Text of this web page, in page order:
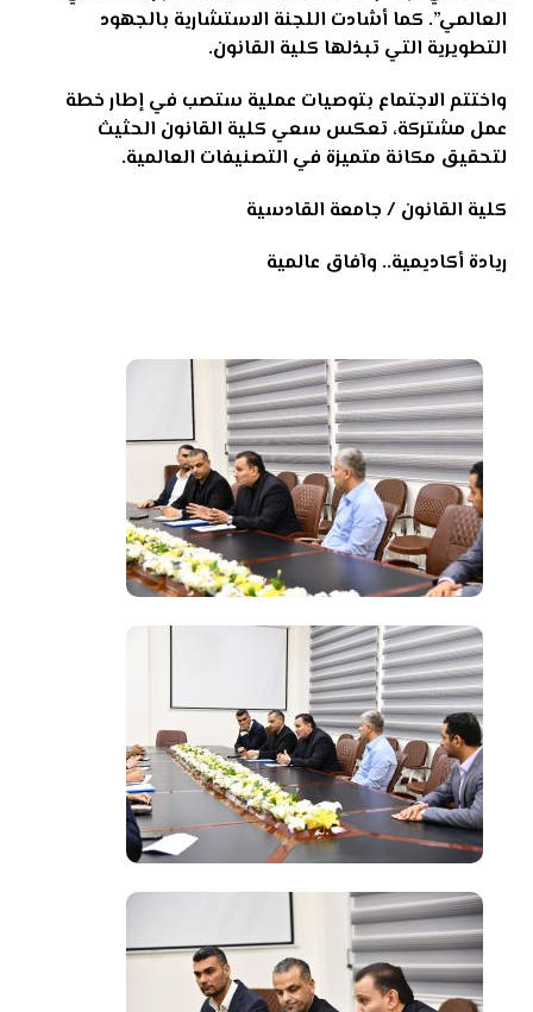
العالمي”. كما أشادت اللجنة الاستشارية بالجهود
التطويرية التي تبذلها كلية القانون.
واختتم الاجتماع بتوصيات عملية ستصب في إطار خطة
عمل مشتركة، تعكس سعي كلية القانون الحثيث
لتحقيق مكانة متميزة في التصنيفات العالمية.
كلية القانون / جامعة القادسية
ريادة أكاديمية.. وآفاق عالمية